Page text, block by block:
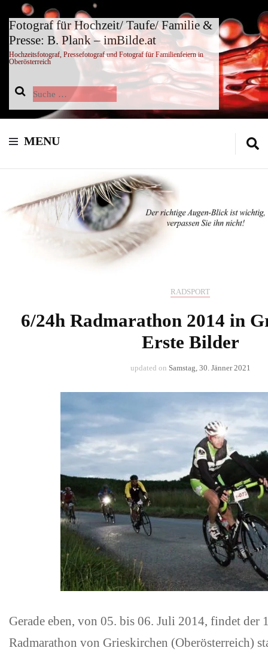
Fotograf für Hochzeit/ Taufe/ Familie &
Presse: B. Plank – imBilde.at
Hochzeitsfotograf, Pressefotograf und Fotograf für Familienfeiern in
Oberösterreich
Suche
nach:
MENU
RADSPORT
6/24h Radmarathon 2014 in
Erste Bilder
updated on Samstag, 30. Jänner 2021
Gerade eben, von 05. bis 06. Juli 2014, findet der
Radmarathon von Grieskirchen (Oberösterreich)